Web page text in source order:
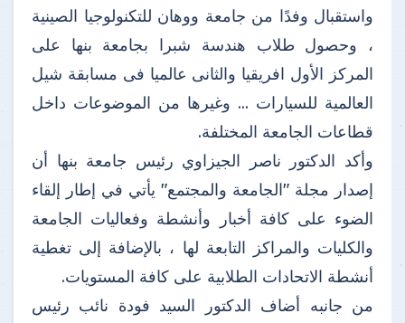
واستقبال وفدًا من جامعة ووهان للتكنولوجيا الصينية
، وحصول طلاب هندسة شبرا بجامعة بنها على
المركز الأول افريقيا والثانى عالميا فى مسابقة شيل
العالمية للسيارات ... وغيرها من الموضوعات داخل
قطاعات الجامعة المختلفة.
وأكد الدكتور ناصر الجيزاوي رئيس جامعة بنها أن
إصدار مجلة "الجامعة والمجتمع" يأتي في إطار إلقاء
الضوء على كافة أخبار وأنشطة وفعاليات الجامعة
والكليات والمراكز التابعة لها ، بالإضافة إلى تغطية
أنشطة الاتحادات الطلابية على كافة المستويات.
من جانبه أضاف الدكتور السيد فودة نائب رئيس